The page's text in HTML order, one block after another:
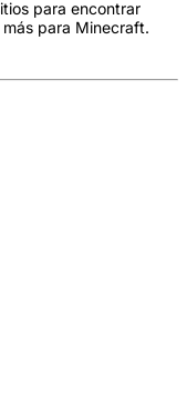
para encontrar
para Minecraft.